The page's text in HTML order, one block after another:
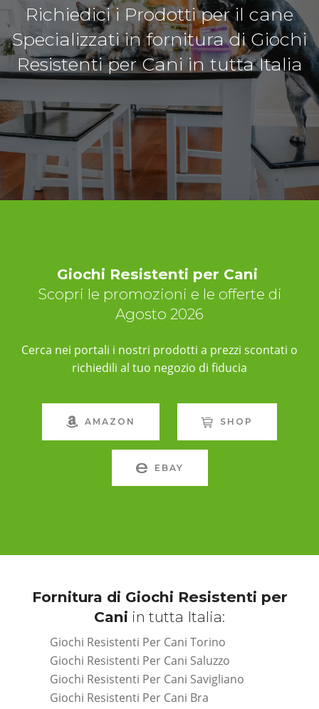
Richiedici i Prodotti per il cane
Specializzati in fornitura di Giochi
Resistenti per Cani in tutta Italia
Giochi Resistenti per Cani
Scopri le promozioni e le offerte di
Agosto 2026
Cerca nei portali i nostri prodotti a prezzi scontati o
richiedili al tuo negozio di fiducia
AMAZON SHOP
EBAY
Fornitura di Giochi Resistenti per
Cani in tutta Italia:
Giochi Resistenti Per Cani Torino
Giochi Resistenti Per Cani Saluzzo
Giochi Resistenti Per Cani Savigliano
Giochi Resistenti Per Cani Bra